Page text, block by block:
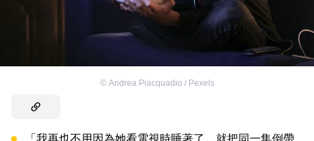
© Andrea Piacquadio / Pexels
「我再也不用因為她看電視時睡著了，就把同一集倒帶